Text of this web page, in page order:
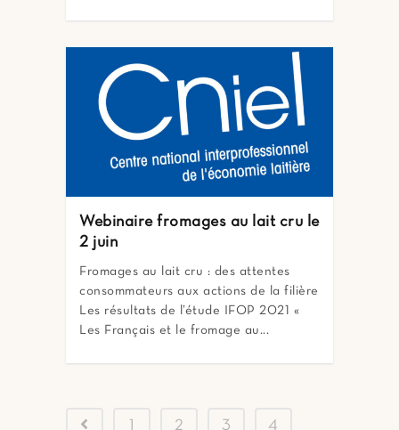
Webinaire fromages au lait cru le
2 juin
Fromages au lait cru : des attentes
consommateurs aux actions de la filière
Les résultats de l’étude IFOP 2021 «
Les Français et le fromage au...
2 3 4